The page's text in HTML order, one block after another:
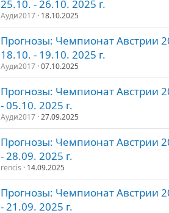
25.10. - 26.10. 2025 г.
Ауди2017 18.10.2025
Прогнозы: Чемпионат Австрии
18.10. - 19.10. 2025 г.
Ауди2017 07.10.2025
Прогнозы: Чемпионат Австрии
- 05.10. 2025 г.
Ауди2017 27.09.2025
Прогнозы: Чемпионат Австрии
- 28.09. 2025 г.
rencis 14.09.2025
Прогнозы: Чемпионат Австрии
- 21.09. 2025 г.